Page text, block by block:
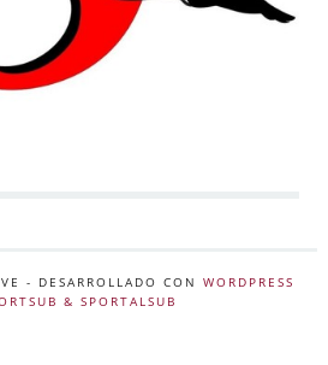
- DESARROLLADO CON WORDPRESS
& SPORTALSUB